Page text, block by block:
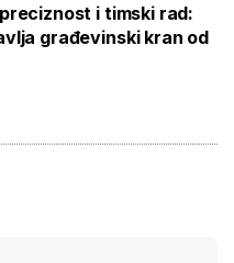
i timski rad:
građevinski kran od